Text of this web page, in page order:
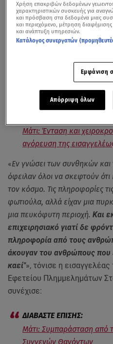
που δικάζεται στο Εφετείο,
υπήρξε κανένας
με αποτέλεσμα να χάσουν
Μάτι: Ένταση και
αγόρευση της
«Εν γνώσει των συνθηκών και
όφειλαν όλοι να σκεφτούν
τον κόσμο. Τις πληροφορίες
φωτιούλα, αλλά είχαν μια
μια πευκόφυτη περιοχή. Και
επιχειρησιακό γιατί δε
πληροφορία από τους
άκουγαν του ανθρώπους που
καεί"», τόνισε η
Εφετείου Πλημμελημάτων
συνέχισε:
Μάτι: Συμπαράσταση από
Συγγενών Θανόντων
Χρήση επακριβών δεδομένων
χαρακτηριστικών συσκευής για
και πρόσβαση στα δεδομένα μιας
και περιεχόμενο, μέτρηση
και ανάπτυξη υπηρεσιών.
Κατάλογος συνεργατών
Εμφάνιση
Απόρριψη όλων